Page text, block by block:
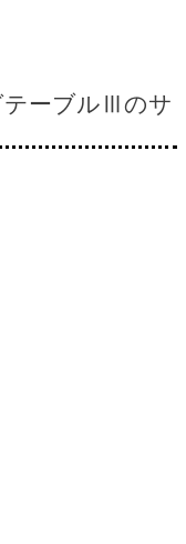
テーブルⅢのサ